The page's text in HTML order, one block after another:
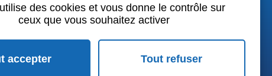
LinkedInYoutube
de vente
des cookies et vous donne le contrôle sur
ceux que vous souhaitez activer
accepter Tout refuser